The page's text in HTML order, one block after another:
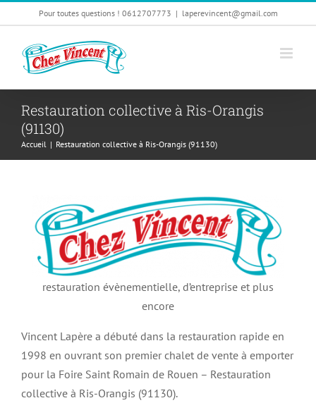
au
contenu
Pour toutes questions ! 0612707773 | laperevincent@gmail.com
Restauration collective à Ris-Orangis
(91130)
Accueil | Restauration collective à Ris-Orangis (91130)
restauration évènementielle, d’entreprise et plus
encore
Vincent Lapère a débuté dans la restauration rapide en
1998 en ouvrant son premier chalet de vente à emporter
pour la Foire Saint Romain de Rouen – Restauration
collective à Ris-Orangis (91130).